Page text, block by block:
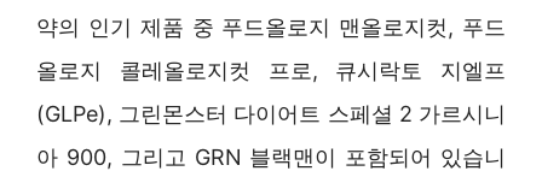
약의 인기 제품 중 푸드올로지 맨올로지컷, 푸드
올로지 콜레올로지컷 프로, 큐시락토 지엘프
(GLPe), 그린몬스터 다이어트 스페셜 2 가르시니
아 900, 그리고 GRN 블랙맨이 포함되어 있습니